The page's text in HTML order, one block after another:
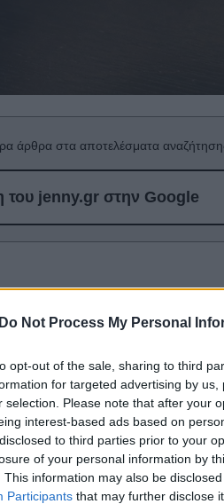
Do Not Process My Personal
opt-out of the sale, sharing to third
for targeted advertising by
selection. Please note that after your
interest-based ads based on
to third parties prior to your
of your personal information by
This information may also be
Participants that may further disclose
άρθρα στα αποτελέσματα
του jenny.gr στην Google
"τρώνε" τα δεδομένα σας,
δεδομένων στο iPhone σας
βοηθήσουν να κρατήσετε τα
τα iTunes και το App
και το App Store να
με Wi-Fi. Πηγαίντε
στο off.